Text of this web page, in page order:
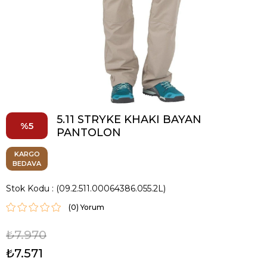
5
5.11 STRYKE KHAKI BAYAN
PANTOLON
KARGO
BEDAVA
Stok Kodu (09.2.511.00064386.055.2L)
(0)
₺7.970
₺7.571